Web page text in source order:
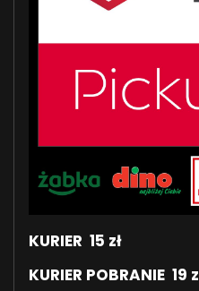
KURIER 15 zł
KURIER POBRANIE 19